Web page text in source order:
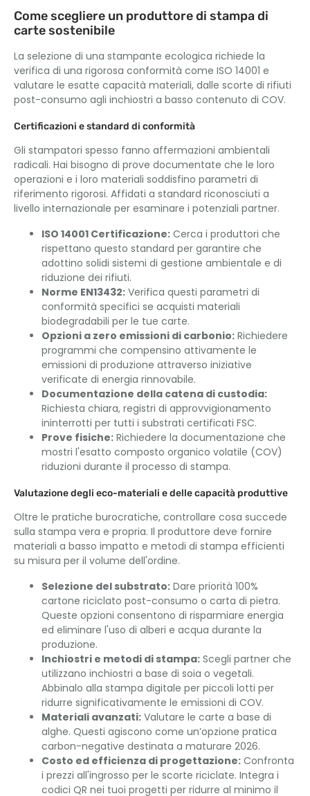
Come scegliere un produttore di stampa di
carte sostenibile
La selezione di una stampante ecologica richiede la
verifica di una rigorosa conformità come ISO 14001 e
valutare le esatte capacità materiali, dalle scorte di rifiuti
post-consumo agli inchiostri a basso contenuto di COV.
Certificazioni e standard di conformità
Gli stampatori spesso fanno affermazioni ambientali
radicali. Hai bisogno di prove documentate che le loro
operazioni e i loro materiali soddisfino parametri di
riferimento rigorosi. Affidati a standard riconosciuti a
livello internazionale per esaminare i potenziali partner.
ISO 14001 Certificazione: Cerca i produttori che
rispettano questo standard per garantire che
adottino solidi sistemi di gestione ambientale e di
riduzione dei rifiuti.
Norme EN13432: Verifica questi parametri di
conformità specifici se acquisti materiali
biodegradabili per le tue carte.
Opzioni a zero emissioni di carbonio: Richiedere
programmi che compensino attivamente le
emissioni di produzione attraverso iniziative
verificate di energia rinnovabile.
Documentazione della catena di custodia:
Richiesta chiara, registri di approvvigionamento
ininterrotti per tutti i substrati certificati FSC.
Prove fisiche: Richiedere la documentazione che
mostri l'esatto composto organico volatile (COV)
riduzioni durante il processo di stampa.
Valutazione degli eco-materiali e delle capacità produttive
Oltre le pratiche burocratiche, controllare cosa succede
sulla stampa vera e propria. Il produttore deve fornire
materiali a basso impatto e metodi di stampa efficienti
su misura per il volume dell'ordine.
Selezione del substrato: Dare priorità 100%
cartone riciclato post-consumo o carta di pietra.
Queste opzioni consentono di risparmiare energia
ed eliminare l'uso di alberi e acqua durante la
produzione.
Inchiostri e metodi di stampa: Scegli partner che
utilizzano inchiostri a base di soia o vegetali.
Abbinalo alla stampa digitale per piccoli lotti per
ridurre significativamente le emissioni di COV.
Materiali avanzati: Valutare le carte a base di
alghe. Questi agiscono come un’opzione pratica
carbon-negative destinata a maturare 2026.
Costo ed efficienza di progettazione: Confronta
i prezzi all'ingrosso per le scorte riciclate. Integra i
codici QR nei tuoi progetti per ridurre al minimo il